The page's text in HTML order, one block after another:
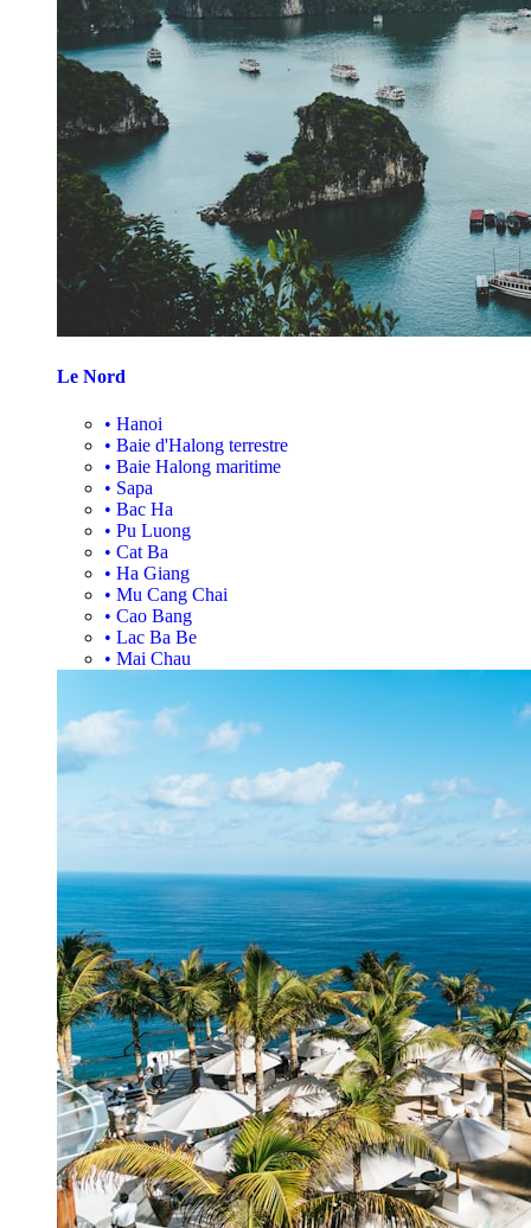
Le Nord
• Hanoi
• Baie d'Halong terrestre
• Baie Halong maritime
• Sapa
• Bac Ha
• Pu Luong
• Cat Ba
• Ha Giang
• Mu Cang Chai
• Cao Bang
• Lac Ba Be
• Mai Chau